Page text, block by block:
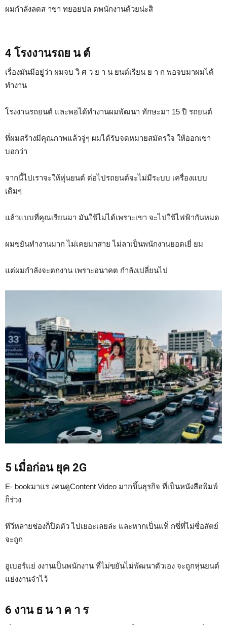
ผมกำลังลดส าขา ทยอยปล ดพนักงานด้วยน่ะสิ
4 โรงงานรถย น ต์
เรื่องมันมีอยู่ว่า ผมจบ วิ ศ ว ย า น ยนต์เรียน ย า ก พอจบมาผมได้
ทำงาน
โรงงานรถยนต์ และพอได้ทำงานผมพัฒนา ทักษะมา 15 ปี รถยนต์
ที่ผมสร้างมีคุณภาพแล้วจู่ๆ ผมได้รับจดหมายสมัครใจ ให้ออกเขา
บอกว่า
จากนี้ไปเราจะให้หุ่นยนต์ ต่อไปรถยนต์จะไม่มีระบบ เครื่องแบบ
เดิมๆ
แล้วแบบที่คุณเรียนมา มันใช้ไม่ได้เพราะเขา จะไปใช้ไฟฟ้ากันหมด
ผมขยันทำงานมาก ไม่เคยมาสาย ไม่ลาเป็นพนักงานยอดเยี่ ยม
แต่ผมกำลังจะตกงาน เพราะอนาคต กำลังเปลี่ยนไป
5 เมื่อก่อน ยุค 2G
E- bookมาแร งคนดูContent Video มากขึ้นธุรกิจ ที่เป็นหนังสือพิมพ์
ก็ร่วง
ทีวีหลายช่องก็ปิดตัว ไปเยอะเลยล่ะ และหากเป็นแท็ กซี่ที่ไม่ซื่อสัตย์
จะถูก
อูเบอร์แย่ งงานเป็นพนักงาน ที่ไม่ขยันไม่พัฒนาตัวเอง จะถูกหุ่นยนต์
แย่งงานจำไว้
6 งาน ธ น า ค า ร